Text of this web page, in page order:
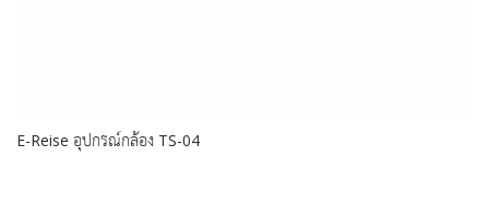
E-Reise อุปกรณ์กล้อง TS-04